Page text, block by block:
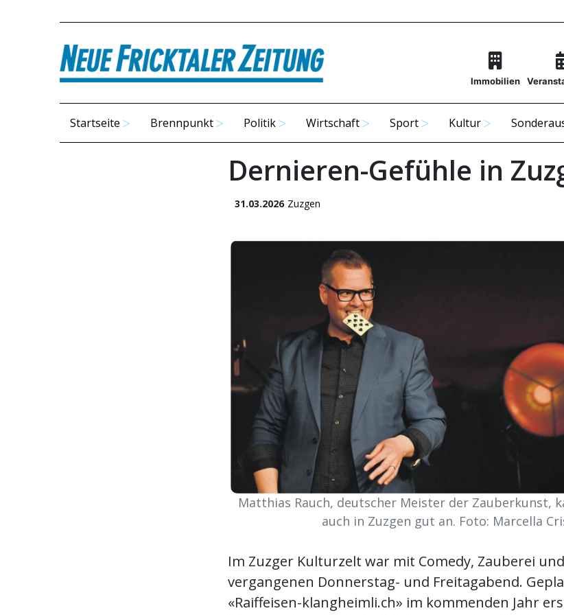
Immobilien
Startseite Brennpunkt Politik Wirtschaft Sport Kultur
Dernieren-Gefühle in
31.03.2026 Zuzgen
Matthias Rauch, deutscher Meister der Zauberkunst,
auch in Zuzgen gut an. Foto: Marcella
Im Zuzger Kulturzelt war mit Comedy, Zauberei
vergangenen Donnerstag- und Freitagabend.
«Raiffeisen-klangheimli.ch» im kommenden Jahr